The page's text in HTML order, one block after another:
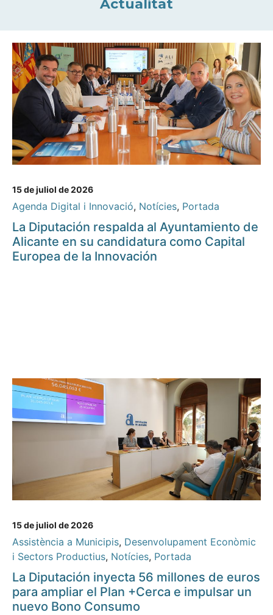
Actualitat
15 de juliol de 2026
Agenda Digital i Innovació, Notícies, Portada
La Diputación respalda al Ayuntamiento de
Alicante en su candidatura como Capital
Europea de la Innovación
15 de juliol de 2026
Assistència a Municipis, Desenvolupament Econòmic
i Sectors Productius, Notícies, Portada
La Diputación inyecta 56 millones de euros
para ampliar el Plan +Cerca e impulsar un
nuevo Bono Consumo